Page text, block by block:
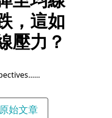
，這如
壓力？
始文章